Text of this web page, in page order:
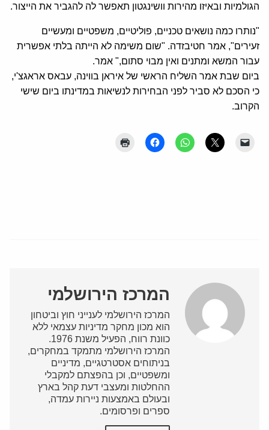
הגולמיות ובאיזו מהירות וושינגטון תאפשר לה להגביר את הייצור.
"נותרו כמה נושאים טכניים, פוליטיים, משפטיים ומעשיים
זעירים", אמר חטיבזדה. "שום משימה לא הייתה בלתי אפשרית
עבור המשא ומתנים ואין מבוי סתום," אמר.
ביום שבת אמר השליח הראשי של איראן בווינה, עבאס אראגצ'י,
כי הסכם לא סביר לפני הבחירות לנשיאות במדינתו ביום שישי
הקרוב.
המרכז הירושלמי
המרכז הירושלמי לענייני חוץ וביטחון
הוא מכון מחקר מדיניות עצמאי ללא
כוונת רווח, הפעיל משנת 1976.
המרכז הירושלמי מתמקד במחקרים,
בניתוחים אסטרטגיים, מדיניים
ומשפטיים, וכן בהפצתם למקבלי
ההחלטות ומעצבי דעת קהל בארץ
ובעולם באמצעות ניירות עמדה,
ספרים ופרסומים.